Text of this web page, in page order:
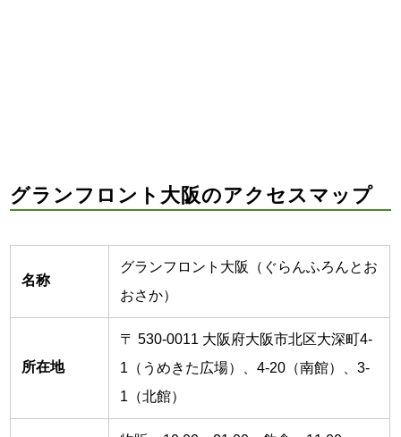
グランフロント大阪のアクセスマップ
名称
グランフロント大阪（ぐらんふろんとお
おさか）
所在地
〒 530-0011 大阪府大阪市北区大深町4-
1（うめきた広場）、4-20（南館）、3-
1（北館）